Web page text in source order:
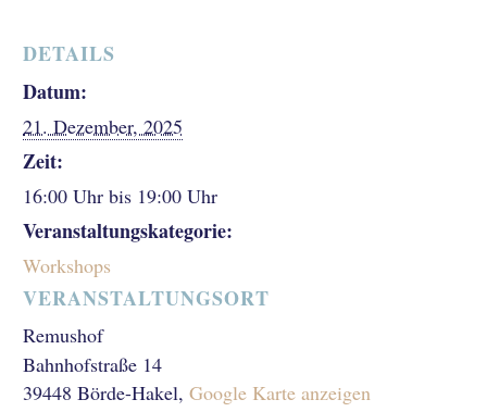
DETAILS
Datum:
21. Dezember, 2025
Zeit:
16:00 Uhr bis 19:00 Uhr
Veranstaltungskategorie:
Workshops
VERANSTALTUNGSORT
Remushof
Bahnhofstraße 14
39448 Börde-Hakel, Google Karte anzeigen